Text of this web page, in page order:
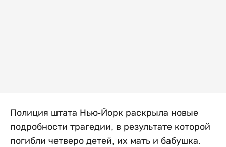
Полиция штата Нью-Йорк раскрыла новые
подробности трагедии, в результате которой
погибли четверо детей, их мать и бабушка.